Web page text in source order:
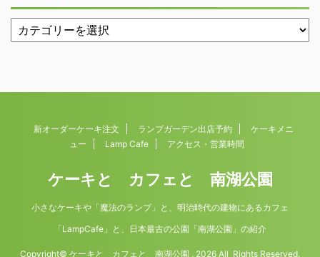
新オーダーケーキ注文 ランプガーデン出店予約
ケーキメニ
ュー
Lamp Cafe アクセス・営業時間
ケーキと カフェと 南湖公園
小さなケーキや「魔法のランプ」と、明治時代の建物にあるカフェ
「LampCafe」と、日本最古の公園「南湖公園」の紹介
Copyright© ケーキと カフェと 南湖公園 , 2026 All Rights Reserved.